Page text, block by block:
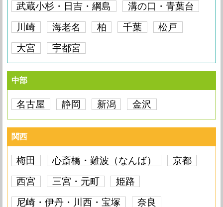
武蔵小杉・日吉・綱島
溝の口・青葉台
川崎
海老名 柏 千葉
松戸
大宮
宇都宮
中部
名古屋 静岡 新潟 金沢
関西
梅田 心斎橋・難波（なんば）
京都
西宮
三宮・元町
姫路
尼崎・伊丹・川西・宝塚
奈良